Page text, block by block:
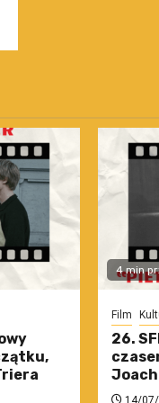
4 min
Film
26.
14/